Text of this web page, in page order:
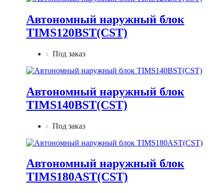
Автономный наружный блок
TIMS120BST(CST)
Под заказ
Автономный наружный блок
TIMS140BST(CST)
Под заказ
Автономный наружный блок
TIMS180AST(CST)